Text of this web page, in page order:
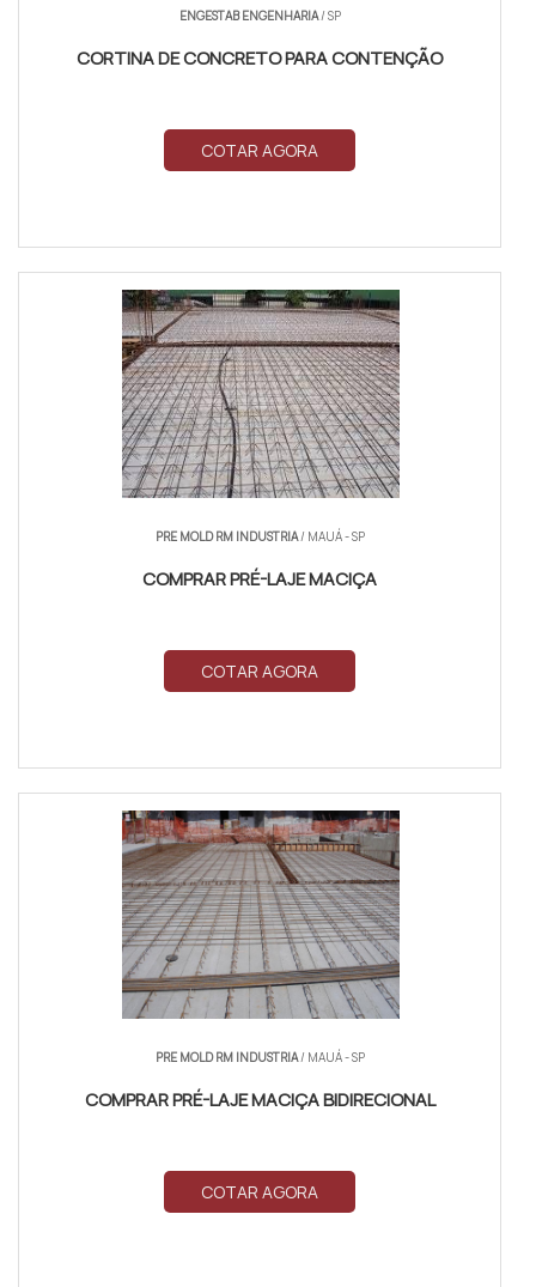
ENGESTAB ENGENHARIA/ SP
CORTINA DE CONCRETO PARA CONTENÇÃO
COTAR AGORA
PRE MOLD RM INDUSTRIA/ MAUÁ - SP
COMPRAR PRÉ-LAJE MACIÇA
COTAR AGORA
PRE MOLD RM INDUSTRIA/ MAUÁ - SP
COMPRAR PRÉ-LAJE MACIÇA BIDIRECIONAL
COTAR AGORA